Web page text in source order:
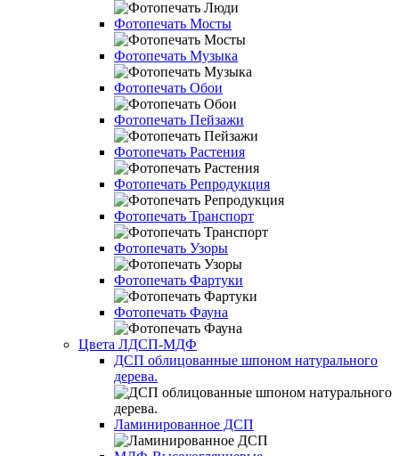
Фотопечать Мосты
Фотопечать Музыка
Фотопечать Обои
Фотопечать Пейзажи
Фотопечать Растения
Фотопечать Репродукция
Фотопечать Транспорт
Фотопечать Узоры
Фотопечать Фартуки
Фотопечать Фауна
Цвета ЛДСП-МДФ
ДСП облицованные шпоном натурального
дерева.
Ламинированное ДСП